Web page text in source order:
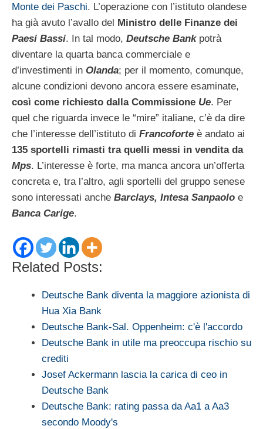
Monte dei Paschi. L’operazione con l’istituto olandese
ha già avuto l’avallo del Ministro delle Finanze dei
Paesi Bassi. In tal modo, Deutsche Bankpotrà
diventare la quarta banca commerciale e
d’investimenti in Olanda; per il momento, comunque,
alcune condizioni devono ancora essere esaminate,
così come richiesto dalla Commissione Ue. Per
quel che riguarda invece le “mire” italiane, c’è da dire
che l’interesse dell’istituto di Francoforte è andato ai
135 sportelli rimasti tra quelli messi in vendita da
Mps. L’interesse è forte, ma manca ancora un’offerta
concreta e, tra l’altro, agli sportelli del gruppo senese
sono interessati anche Barclays, Intesa Sanpaolo e
Banca Carige.
Related Posts:
Deutsche Bank diventa la maggiore azionista di
Hua Xia Bank
Deutsche Bank-Sal. Oppenheim: c'è l'accordo
Deutsche Bank in utile ma preoccupa rischio su
crediti
Josef Ackermann lascia la carica di ceo in
Deutsche Bank
Deutsche Bank: rating passa da Aa1 a Aa3
secondo Moody's